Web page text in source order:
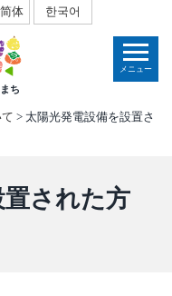
ち
体 한국어
メニュー
> 太陽光発電設備を設置さ
された方